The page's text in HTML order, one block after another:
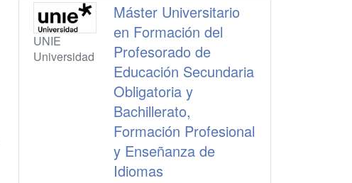
UNIE
Universidad
Máster Universitario
en Formación del
Profesorado de
Educación Secundaria
Obligatoria y
Bachillerato,
Formación Profesional
y Enseñanza de
Idiomas